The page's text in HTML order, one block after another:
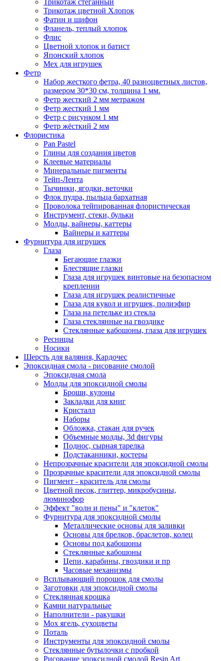
Трикотаж цветной Хлопок
Фатин и шифон
Фланель, теплый хлопок
Флис
Цветной хлопок и батист
Японский хлопок
Мех для игрушек
Фетр
Набор жесткого фетра, 40 разноцветных листов,
размером 30*30 см, толщина 1 мм.
Фетр жесткий 2 мм метражом
Фетр жесткий 1 мм
Фетр с рисунком 1 мм
Фетр жёсткий 2 мм
Флористика
Pan Pastel
Глины для создания цветов
Клеевые материалы
Минеральные пигменты
Тейп-Лента
Тычинки, ягодки, веточки
Флок пудра, пыльца бархатная
Проволока тейпированная флористическая
Инструмент, стеки, бульки
Молды, вайнеры, каттеры
Вайнеры и каттеры
Фурнитура для игрушек
Глаза
Бегающие глазки
Блестящие глазки
Глаза для игрушек винтовые на безопасном
креплении
Глаза для игрушек реалистичные
Глаза для кукол и игрушек, полиэфир
Глаза на петельке из стекла
Глаза стеклянные на гвоздике
Стеклянные кабошоны, глаза для игрушек
Ресницы
Носики
Шерсть для валяния, Кардочес
Эпоксидная смола - рисование смолой
Эпоксидная смола
Молды для эпоксидной смолы
Броши, кулоны
Закладки для книг
Кристалл
Наборы
Обложка, стакан для ручек
Объемные молды, 3d фигуры
Поднос, сырная тарелка
Подстаканники, костеры
Непрозрачные красители для эпоксидной смолы
Прозрачные красители для эпоксидной смолы
Пигмент - краситель для смолы
Цветной песок, глиттер, микробусины,
люминофор
Эффект "волн и пены" и "клеток"
Фурнитура для эпоксидной смолы
Металлические основы для заливки
Основы для брелков, браслетов, колец
Основы под кабошоны
Стеклянные кабошоны
Цепи, карабины, гвоздики и пр
Часовые механизмы
Всплывающий порошок для смолы
Заготовки для эпоксидной смолы
Стеклянная крошка
Камни натуральные
Наполнители - ракушки
Мох ягель, сухоцветы
Поталь
Инструменты для эпоксидной смолы
Стеклянные бутылочки с пробкой
Рисование эпоксидной смолой Resin Art